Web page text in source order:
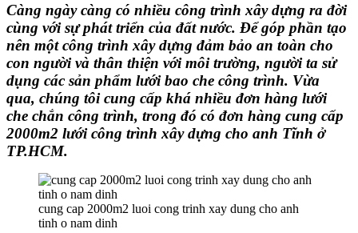
Càng ngày càng có nhiều công trình xây dựng ra đời
cùng với sự phát triển của đất nước. Để góp phần tạo
nên một công trình xây dựng đảm bảo an toàn cho
con người và thân thiện với môi trường, người ta sử
dụng các sản phẩm lưới bao che công trình. Vừa
qua, chúng tôi cung cấp khá nhiều đơn hàng lưới
che chắn công trình, trong đó có đơn hàng cung cấp
2000m2 lưới công trình xây dựng cho anh Tĩnh ở
TP.HCM.
cung cap 2000m2 luoi cong trinh xay dung cho anh
tinh o nam dinh